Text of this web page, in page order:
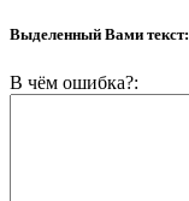
Выделенный Вами текст:
В чём ошибка?: